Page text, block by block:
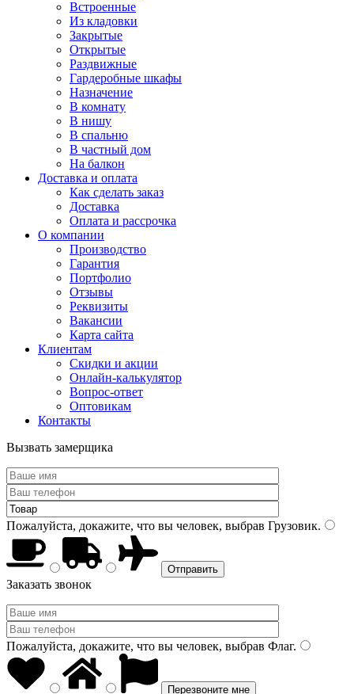
Встроенные
Из кладовки
Закрытые
Открытые
Раздвижные
Гардеробные шкафы
Назначение
В комнату
В нишу
В спальню
В частный дом
На балкон
Доставка и оплата
Как сделать заказ
Доставка
Оплата и рассрочка
О компании
Производство
Гарантия
Портфолио
Отзывы
Реквизиты
Вакансии
Карта сайта
Клиентам
Скидки и акции
Онлайн-калькулятор
Вопрос-ответ
Оптовикам
Контакты
Вызвать замерщика
Пожалуйста, докажите, что вы человек, выбрав Грузовик.
Заказать звонок
Пожалуйста, докажите, что вы человек, выбрав Флаг.